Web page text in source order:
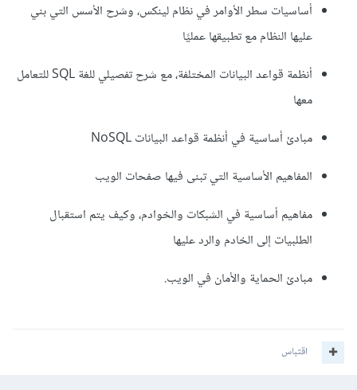
أساسيات سطر الأوامر في نظام لينكس، وشرح الأسس التي بني
عليها النظام مع تطبيقها عمليًا
أنظمة قواعد البيانات المختلفة، مع شرح تفصيلي للغة SQL للتعامل
معها
مبادئ أساسية في أنظمة قواعد البيانات NoSQL
المفاهيم الأساسية التي تبنى فيها صفحات الويب
مفاهيم أساسية في الشبكات والخوادم، وكيف يتم استقبال
الطلبيات إلى الخادم والرد عليها
مبادئ الحماية والأمان في الويب.
اقتباس